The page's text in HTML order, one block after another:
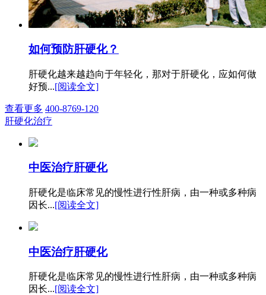
如何预防肝硬化？
肝硬化越来越趋向于年轻化，那对于肝硬化，应如何做
好预...[阅读全文]
查看更多 400-8769-120
肝硬化治疗
中医治疗肝硬化
肝硬化是临床常见的慢性进行性肝病，由一种或多种病
因长...[阅读全文]
中医治疗肝硬化
肝硬化是临床常见的慢性进行性肝病，由一种或多种病
因长...[阅读全文]